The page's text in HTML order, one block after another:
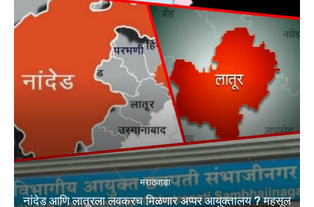
मराठवाडा
नांदेड आणि लातूरला लवकरच मिळणार अप्पर आयुक्तालय ? महसूल